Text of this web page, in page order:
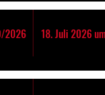
2026 18. Juli 2026